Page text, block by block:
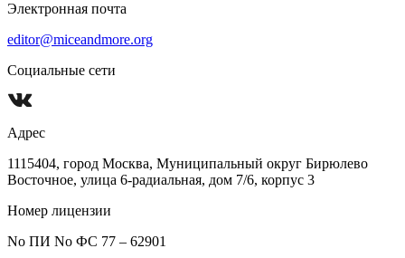
Электронная почта
editor@miceandmore.org
Социальные сети
Адрес
1115404, город Москва, Муниципальный округ Бирюлево
Восточное, улица 6-радиальная, дом 7/6, корпус 3
Номер лицензии
No ПИ No ФС 77 – 62901